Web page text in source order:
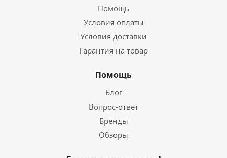
Помощь
Условия оплаты
Условия доставки
Гарантия на товар
Помощь
Блог
Вопрос-ответ
Бренды
Обзоры